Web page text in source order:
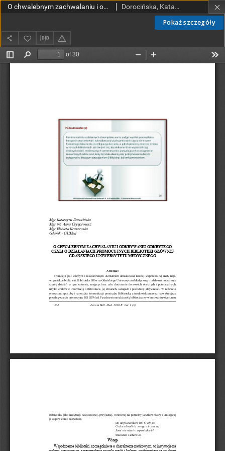
Pokaż szczegóły
O chwalebnym zachwalaniu i odkrywaniu odkrytego czyli o działaniach promocyjnych Biblioteki Głównej Gdańskiego Uniwersytetu Medycznego Dorocińska, Katarzyna; Grygorowicz Anna; Kraszewska Elżbieta